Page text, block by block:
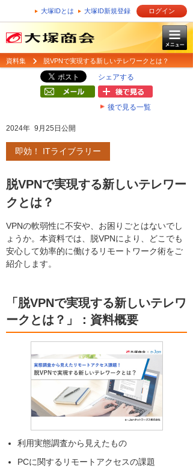
大塚IDとは 大塚ID新規登録 ログイン
資料集 脱VPNで実現する新しいテレワークとは？
シェアする
後で見る一覧
2024年 9月25日公開
即効！ ITライブラリー
脱VPNで実現する新しいテレワー
クとは？
VPNの軟弱性に不安や、お困りごとはないでし
ょうか。本資料では、脱VPNにより、どこでも
安心して効率的に働けるリモートワーク術をご
紹介します。
「脱VPNで実現する新しいテレワ
ークとは？」：資料概要
利用実態調査から見えたもの
PCに関するリモートアクセスの課題